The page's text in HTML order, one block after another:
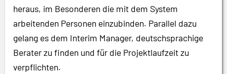
heraus, im Besonderen die mit dem System
arbeitenden Personen einzubinden. Parallel dazu
gelang es dem Interim Manager, deutschsprachige
Berater zu finden und für die Projektlaufzeit zu
verpflichten.